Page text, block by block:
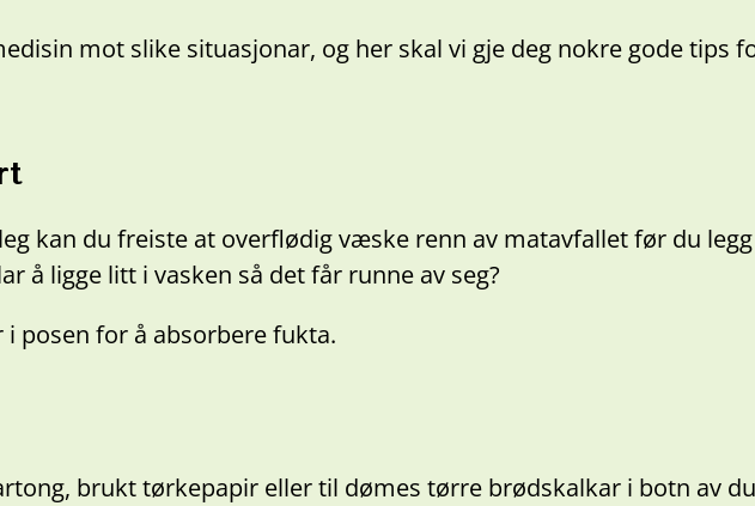
mot slike situasjonar, og her skal vi gje deg nokre gode tips
kan du freiste at overflødig væske renn av matavfallet før du
å ligge litt i vasken så det får runne av seg?
posen for å absorbere fukta.
brukt tørkepapir eller til dømes tørre brødskalkar i botn av